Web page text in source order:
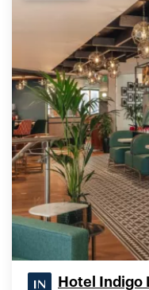
Hotel Indigo